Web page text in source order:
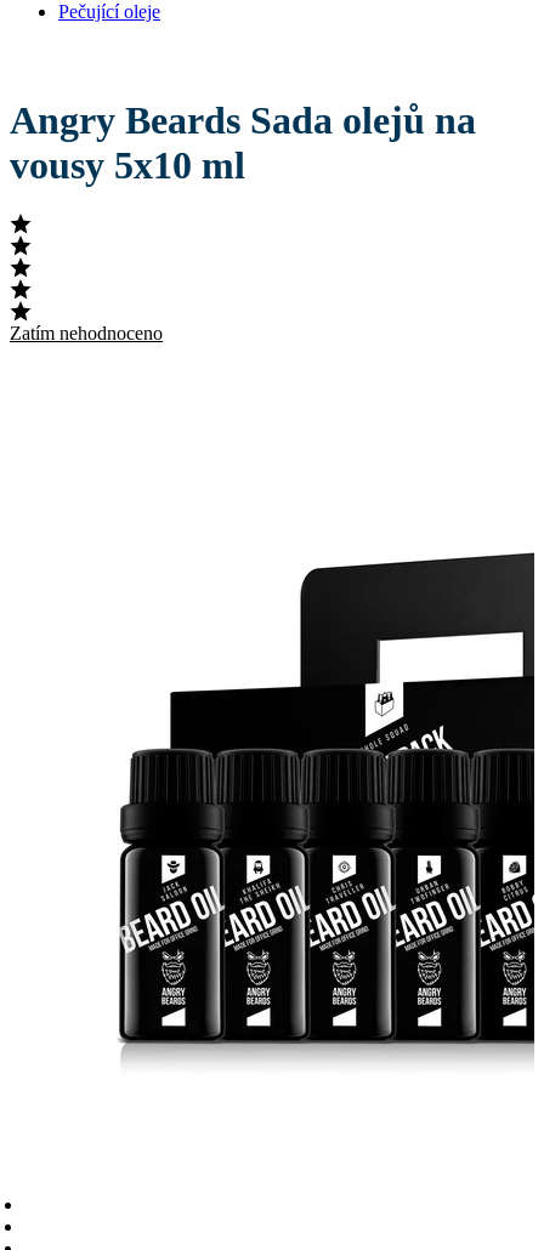
Pečující oleje
Angry Beards Sada olejů na
vousy 5x10 ml
Zatím nehodnoceno